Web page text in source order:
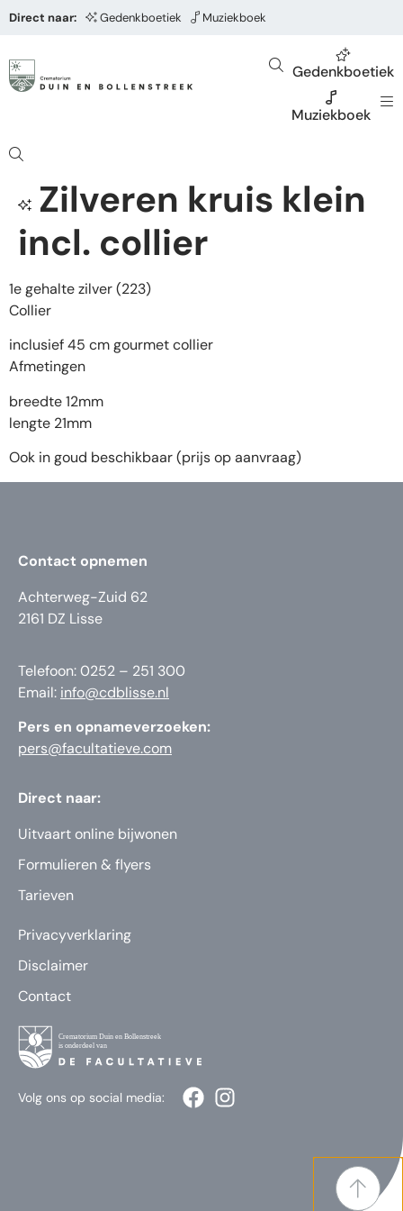
Direct naar: Gedenkboetiek Muziekboek
Gedenkboetiek
Muziekboek
Zilveren kruis klein
incl. collier
1e gehalte zilver (223)
Collier
inclusief 45 cm gourmet collier
Afmetingen
breedte 12mm
lengte 21mm
Ook in goud beschikbaar (prijs op aanvraag)
Contact opnemen
Achterweg-Zuid 62
2161 DZ Lisse
Telefoon: 0252 – 251 300
Email: info@cdblisse.nl
Pers en opnameverzoeken:
pers@facultatieve.com
Direct naar:
Uitvaart online bijwonen
Formulieren & flyers
Tarieven
Privacyverklaring
Disclaimer
Contact
Volg ons op social media: